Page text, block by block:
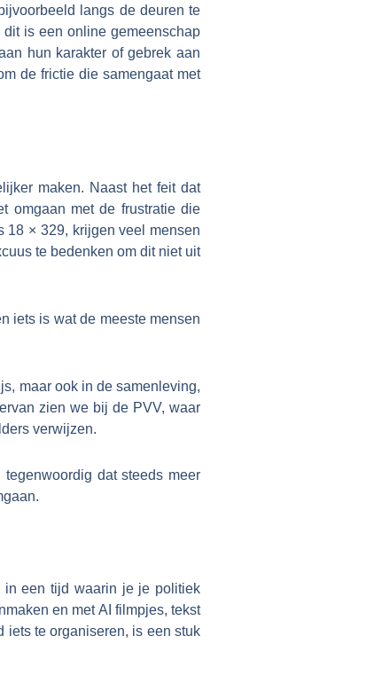
langs de deuren te
is een online gemeenschap
hun karakter of gebrek aan
de frictie die samengaat met
maken. Naast het feit dat
omgaan met de frustratie die
18 × 329, krijgen veel mensen
te bedenken om dit niet uit
iets is wat de meeste mensen
maar ook in de samenleving,
zien we bij de PVV, waar
verwijzen.
dat steeds meer
in een tijd waarin je je politiek
en met AI filmpjes, tekst
iets te organiseren, is een stuk